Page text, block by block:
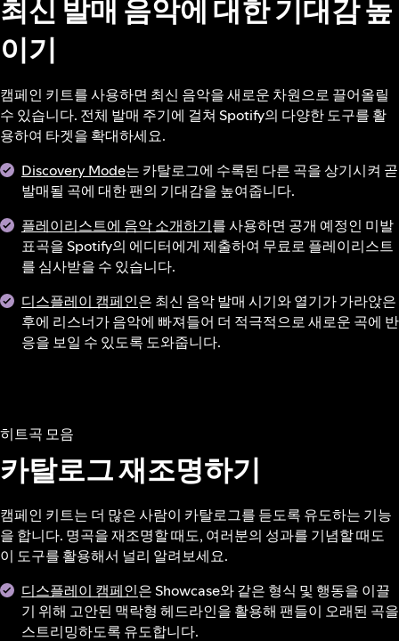
최신 발매 음악에 대한 기대감 높
이기
캠페인 키트를 사용하면 최신 음악을 새로운 차원으로 끌어올릴
수 있습니다. 전체 발매 주기에 걸쳐 Spotify의 다양한 도구를 활
용하여 타겟을 확대하세요.
Discovery Mode는 카탈로그에 수록된 다른 곡을 상기시켜 곧
발매될 곡에 대한 팬의 기대감을 높여줍니다.
플레이리스트에 음악 소개하기를 사용하면 공개 예정인 미발
표곡을 Spotify의 에디터에게 제출하여 무료로 플레이리스트
를 심사받을 수 있습니다.
디스플레이 캠페인은 최신 음악 발매 시기와 열기가 가라앉은
후에 리스너가 음악에 빠져들어 더 적극적으로 새로운 곡에 반
응을 보일 수 있도록 도와줍니다.
히트곡 모음
카탈로그 재조명하기
캠페인 키트는 더 많은 사람이 카탈로그를 듣도록 유도하는 기능
을 합니다. 명곡을 재조명할 때도, 여러분의 성과를 기념할 때도
이 도구를 활용해서 널리 알려보세요.
디스플레이 캠페인은 Showcase와 같은 형식 및 행동을 이끌
기 위해 고안된 맥락형 헤드라인을 활용해 팬들이 오래된 곡을
스트리밍하도록 유도합니다.